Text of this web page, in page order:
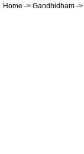
Home -> Gandhidham ->